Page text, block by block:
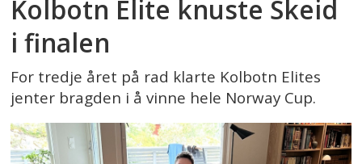
Kolbotn Elite knuste Skeid
i finalen
For tredje året på rad klarte Kolbotn Elites
jenter bragden i å vinne hele Norway Cup.